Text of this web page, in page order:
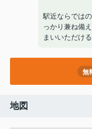
駅近ならでは
っかり兼ね備
まいいただけ
無
地図